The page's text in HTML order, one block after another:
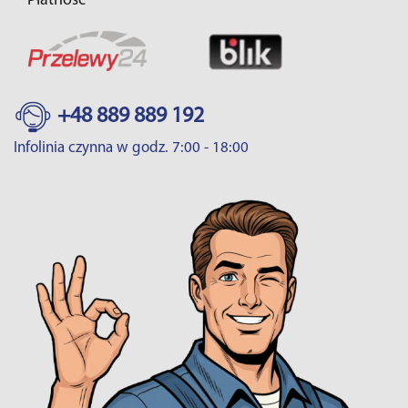
+48 889 889 192
Infolinia czynna w godz. 7:00 - 18:00